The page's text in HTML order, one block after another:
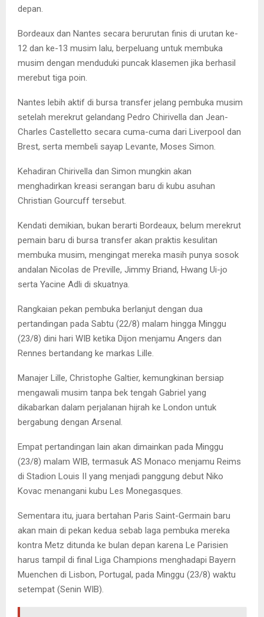
depan.
Bordeaux dan Nantes secara berurutan finis di urutan ke-
12 dan ke-13 musim lalu, berpeluang untuk membuka
musim dengan menduduki puncak klasemen jika berhasil
merebut tiga poin.
Nantes lebih aktif di bursa transfer jelang pembuka musim
setelah merekrut gelandang Pedro Chirivella dan Jean-
Charles Castelletto secara cuma-cuma dari Liverpool dan
Brest, serta membeli sayap Levante, Moses Simon.
Kehadiran Chirivella dan Simon mungkin akan
menghadirkan kreasi serangan baru di kubu asuhan
Christian Gourcuff tersebut.
Kendati demikian, bukan berarti Bordeaux, belum merekrut
pemain baru di bursa transfer akan praktis kesulitan
membuka musim, mengingat mereka masih punya sosok
andalan Nicolas de Preville, Jimmy Briand, Hwang Ui-jo
serta Yacine Adli di skuatnya.
Rangkaian pekan pembuka berlanjut dengan dua
pertandingan pada Sabtu (22/8) malam hingga Minggu
(23/8) dini hari WIB ketika Dijon menjamu Angers dan
Rennes bertandang ke markas Lille.
Manajer Lille, Christophe Galtier, kemungkinan bersiap
mengawali musim tanpa bek tengah Gabriel yang
dikabarkan dalam perjalanan hijrah ke London untuk
bergabung dengan Arsenal.
Empat pertandingan lain akan dimainkan pada Minggu
(23/8) malam WIB, termasuk AS Monaco menjamu Reims
di Stadion Louis II yang menjadi panggung debut Niko
Kovac menangani kubu Les Monegasques.
Sementara itu, juara bertahan Paris Saint-Germain baru
akan main di pekan kedua sebab laga pembuka mereka
kontra Metz ditunda ke bulan depan karena Le Parisien
harus tampil di final Liga Champions menghadapi Bayern
Muenchen di Lisbon, Portugal, pada Minggu (23/8) waktu
setempat (Senin WIB).